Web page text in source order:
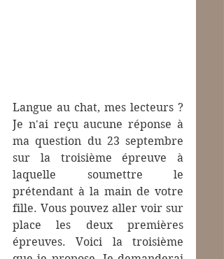
Langue au chat, mes lecteurs ?
Je n'ai reçu aucune réponse à
ma question du 23 septembre
sur la troisième épreuve à
laquelle soumettre le
prétendant à la main de votre
fille. Vous pouvez aller voir sur
place les deux premières
épreuves. Voici la troisième